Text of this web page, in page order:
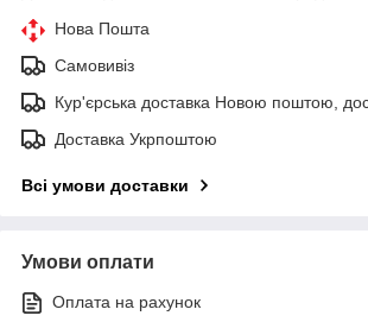
Нова Пошта
Самовивіз
Кур'єрська доставка Новою поштою,
Доставка Укрпоштою
Всі умови доставки
Умови оплати
Оплата на рахунок